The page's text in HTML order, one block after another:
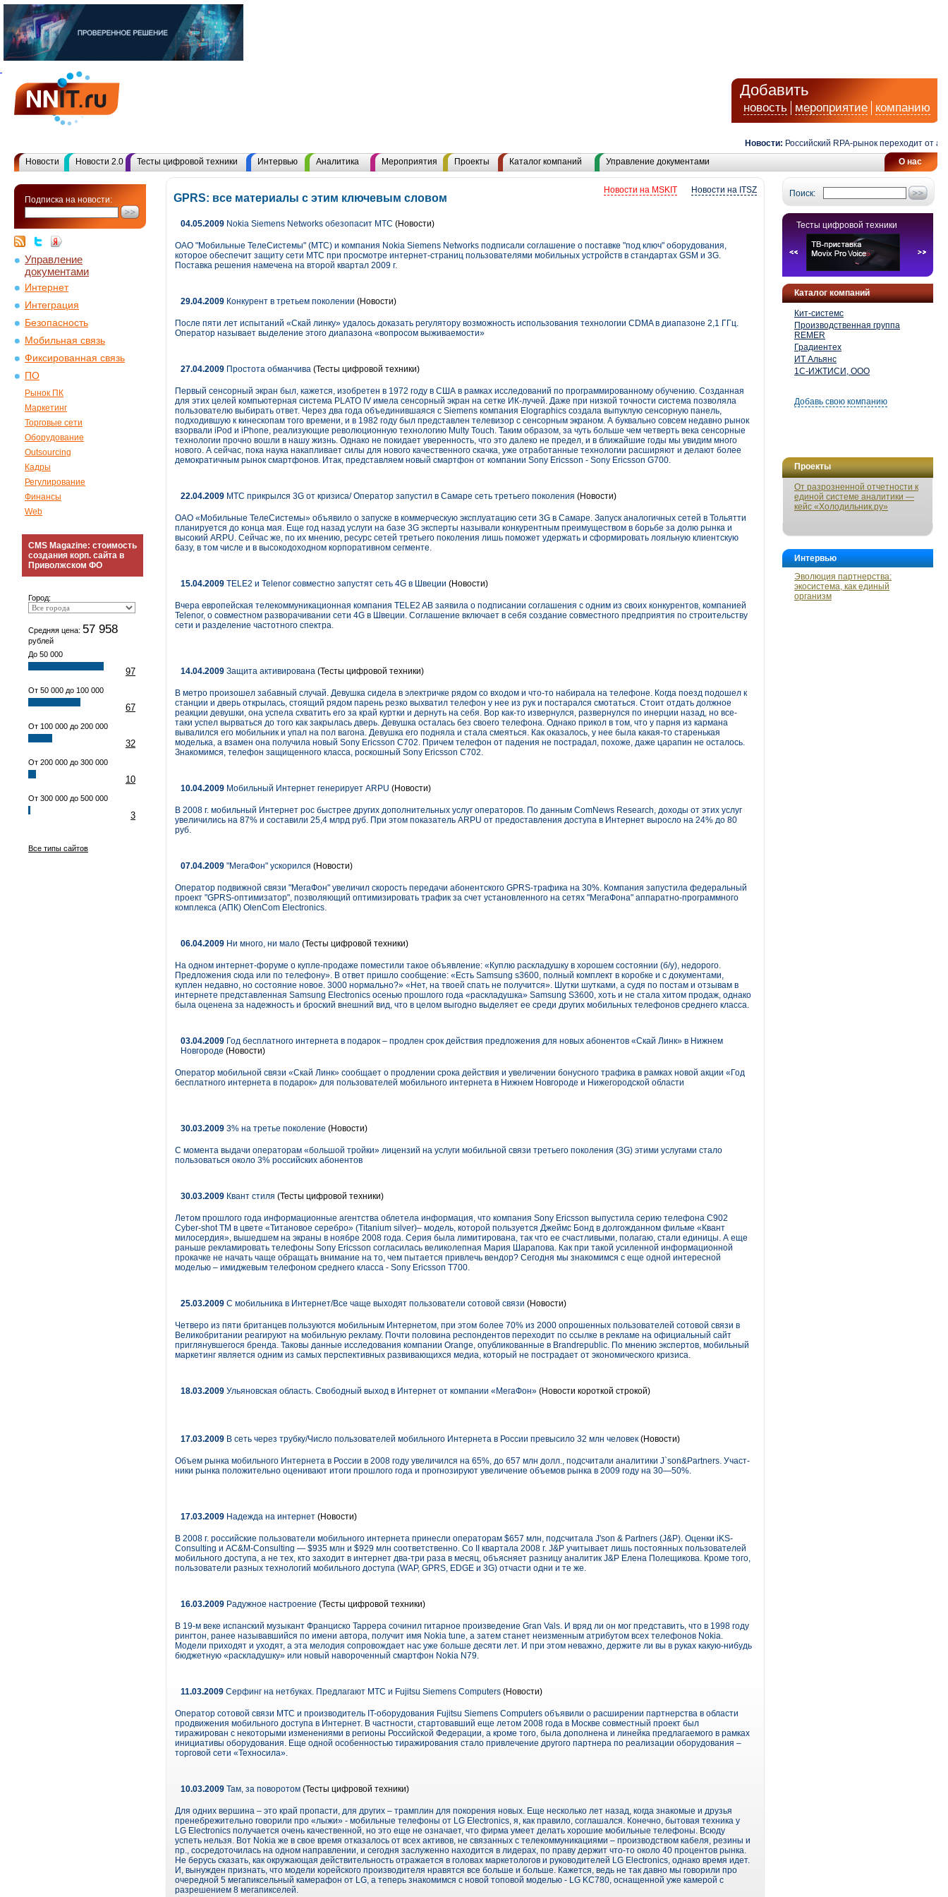
Добавить
новость мероприятие компанию
Новости: Российский RPA-рынок переходит от
О нас
Новости Новости 2.0 Тесты цифровой техники Интервью Аналитика Мероприятия Проекты Каталог компаний Управление документами
Подписка на новости:
Управление
документами
Интернет
Интеграция
Безопасность
Мобильная связь
Фиксированная связь
ПО
Рынок ПК
Маркетинг
Торговые сети
Оборудование
Outsourcing
Кадры
Регулирование
Финансы
Web
CMS Magazine: стоимость
создания корп. сайта в
Приволжском ФО
Город:
Средняя цена: 57 958
рублей
До 50 000
97
От 50 000 до 100 000
67
От 100 000 до 200 000
32
От 200 000 до 300 000
10
От 300 000 до 500 000
3
Все типы сайтов
Поиск:
Тесты цифровой техники
Каталог компаний
Кит-системс
Производственная группа
REMER
Градиентех
ИТ Альянс
1С-ИЖТИСИ, ООО
Добавь свою компанию
Проекты
От разрозненной отчетности к
единой системе аналитики —
кейс «Холодильник.ру»
Интервью
Эволюция партнерства:
экосистема, как единый
организм
Новости на ITSZ
Новости на MSKIT
GPRS: все материалы с этим ключевым словом
04.05.2009 Nokia Siemens Networks обезопасит МТС (Новости)
ОАО "Мобильные ТелеСистемы" (МТС) и компания Nokia Siemens Networks подписали соглашение о поставке "под ключ" оборудования,
которое обеспечит защиту сети МТС при просмотре интернет-страниц пользователями мобильных устройств в стандартах GSM и 3G.
Поставка решения намечена на второй квартал 2009 г.
29.04.2009 Конкурент в третьем поколении (Новости)
После пяти лет испытаний «Скай линку» удалось доказать регулятору возможность использования технологии CDMA в диапазоне 2,1 ГГц.
Оператор называет выделение этого диапазона «вопросом выживаемости»
27.04.2009 Простота обманчива (Тесты цифровой техники)
Первый сенсорный экран был, кажется, изобретен в 1972 году в США в рамках исследований по программированному обучению. Созданная
для этих целей компьютерная система PLATO IV имела сенсорный экран на сетке ИК-лучей. Даже при низкой точности система позволяла
пользователю выбирать ответ. Через два года объединившаяся с Siemens компания Elographics создала выпуклую сенсорную панель,
подходившую к кинескопам того времени, и в 1982 году был представлен телевизор с сенсорным экраном. А буквально совсем недавно рынок
взорвали iPod и iPhone, реализующие революционную технологию Multy Touch. Таким образом, за чуть больше чем четверть века сенсорные
технологии прочно вошли в нашу жизнь. Однако не покидает уверенность, что это далеко не предел, и в ближайшие годы мы увидим много
нового. А сейчас, пока наука накапливает силы для нового качественного скачка, уже отработанные технологии расширяют и делают более
демократичным рынок смартфонов. Итак, представляем новый смартфон от компании Sony Ericsson - Sony Ericsson G700.
22.04.2009 МТС прикрылся 3G от кризиса/ Оператор запустил в Самаре сеть третьего поколения (Новости)
ОАО «Мобильные ТелеСистемы» объявило о запуске в коммерческую эксплуатацию сети 3G в Самаре. Запуск аналогичных сетей в Тольятти
планируется до конца мая. Еще год назад услуги на базе 3G эксперты называли конкурентным преимуществом в борьбе за долю рынка и
высокий ARPU. Сейчас же, по их мнению, ресурс сетей третьего поколения лишь поможет удержать и сформировать лояльную клиентскую
базу, в том числе и в высокодоходном корпоративном сегменте.
15.04.2009 TELE2 и Telenor совместно запустят сеть 4G в Швеции (Новости)
Вчера европейская телекоммуникационная компания TELE2 AB заявила о подписании соглашения с одним из своих конкурентов, компанией
Telenor, о совместном разворачивании сети 4G в Швеции. Соглашение включает в себя создание совместного предприятия по строительству
сети и разделение частотного спектра.
14.04.2009 Защита активирована (Тесты цифровой техники)
В метро произошел забавный случай. Девушка сидела в электричке рядом со входом и что-то набирала на телефоне. Когда поезд подошел к
станции и дверь открылась, стоящий рядом парень резко выхватил телефон у нее из рук и постарался смотаться. Стоит отдать должное
реакции девушки, она успела схватить его за край куртки и дернуть на себя. Вор как-то извернулся, развернулся по инерции назад, но все-
таки успел вырваться до того как закрылась дверь. Девушка осталась без своего телефона. Однако прикол в том, что у парня из кармана
вывалился его мобильник и упал на пол вагона. Девушка его подняла и стала смеяться. Как оказалось, у нее была какая-то старенькая
моделька, а взамен она получила новый Sony Ericsson C702. Причем телефон от падения не пострадал, похоже, даже царапин не осталось.
Знакомимся, телефон защищенного класса, роскошный Sony Ericsson C702.
10.04.2009 Мобильный Интернет генерирует ARPU (Новости)
В 2008 г. мобильный Интернет рос быстрее других дополнительных услуг операторов. По данным ComNews Research, доходы от этих услуг
увеличились на 87% и составили 25,4 млрд руб. При этом показатель ARPU от предоставления доступа в Интернет выросло на 24% до 80
руб.
07.04.2009 "МегаФон" ускорился (Новости)
Оператор подвижной связи "МегаФон" увеличил скорость передачи абонентского GPRS-трафика на 30%. Компания запустила федеральный
проект "GPRS-оптимизатор", позволяющий оптимизировать трафик за счет установленного на сетях "МегаФона" аппаратно-программного
комплекса (АПК) OlenCom Electronics.
06.04.2009 Ни много, ни мало (Тесты цифровой техники)
На одном интернет-форуме о купле-продаже поместили такое объявление: «Куплю раскладушку в хорошем состоянии (б/у), недорого.
Предложения сюда или по телефону». В ответ пришло сообщение: «Есть Samsung s3600, полный комплект в коробке и с документами,
куплен недавно, но состояние новое. 3000 нормально?» «Нет, на твоей спать не получится». Шутки шутками, а судя по постам и отзывам в
интернете представленная Samsung Electronics осенью прошлого года «раскладушка» Samsung S3600, хоть и не стала хитом продаж, однако
была оценена за надежность и броский внешний вид, что в целом выгодно выделяет ее среди других мобильных телефонов среднего класса.
03.04.2009 Год бесплатного интернета в подарок – продлен срок действия предложения для новых абонентов «Скай Линк» в Нижнем
Новгороде (Новости)
Оператор мобильной связи «Скай Линк» сообщает о продлении срока действия и увеличении бонусного трафика в рамках новой акции «Год
бесплатного интернета в подарок» для пользователей мобильного интернета в Нижнем Новгороде и Нижегородской области
30.03.2009 3% на третье поколение (Новости)
С момента выдачи операторам «большой тройки» лицензий на услуги мобильной связи третьего поколения (3G) этими услугами стало
пользоваться около 3% российских абонентов
30.03.2009 Квант стиля (Тесты цифровой техники)
Летом прошлого года информационные агентства облетела информация, что компания Sony Ericsson выпустила серию телефона С902
Cyber-shot TM в цвете «Титановое серебро» (Titanium silver)– модель, которой пользуется Джеймс Бонд в долгожданном фильме «Квант
милосердия», вышедшем на экраны в ноябре 2008 года. Серия была лимитирована, так что ее счастливыми, полагаю, стали единицы. А еще
раньше рекламировать телефоны Sony Ericsson согласилась великолепная Мария Шарапова. Как при такой усиленной информационной
прокачке не начать чаще обращать внимание на то, чем пытается привлечь вендор? Сегодня мы знакомимся с еще одной интересной
моделью – имиджевым телефоном среднего класса - Sony Ericsson T700.
25.03.2009 С мобильника в Интернет/Все чаще выходят пользователи сотовой связи (Новости)
Четверо из пяти британцев пользуются мобильным Интернетом, при этом более 70% из 2000 опрошенных пользователей сотовой связи в
Великобритании реагируют на мобильную рекламу. Почти половина респондентов переходит по ссылке в рекламе на официальный сайт
приглянувшегося бренда. Таковы данные исследования компании Orange, опубликованные в Brandrepublic. По мнению экспертов, мобильный
маркетинг является одним из самых перспективных развивающихся медиа, который не пострадает от экономического кризиса.
18.03.2009 Ульяновская область. Свободный выход в Интернет от компании «МегаФон» (Новости короткой строкой)
17.03.2009 В сеть через трубку/Число пользователей мобильного Интернета в России превысило 32 млн человек (Новости)
Объем рынка мобильного Интернета в России в 2008 году увеличился на 65%, до 657 млн долл., подсчитали анали­тики J`son&Partners. Участ­
ники рынка положительно оценивают итоги прошлого года и прогнозируют увеличение объемов рынка в 2009 году на 30—50%.
17.03.2009 Надежда на интернет (Новости)
В 2008 г. российские пользователи мобильного интернета принесли операторам $657 млн, подсчитала J'son & Partners (J&P). Оценки iKS-
Consulting и AC&M-Consulting — $935 млн и $929 млн соответственно. Со II квартала 2008 г. J&P учитывает лишь постоянных пользователей
мобильного доступа, а не тех, кто заходит в интернет два-три раза в месяц, объясняет разницу аналитик J&P Елена Полещикова. Кроме того,
пользователи разных технологий мобильного доступа (WAP, GPRS, EDGE и 3G) отчасти одни и те же.
16.03.2009 Радужное настроение (Тесты цифровой техники)
В 19-м веке испанский музыкант Франциско Таррера сочинил гитарное произведение Gran Vals. И вряд ли он мог представить, что в 1998 году
рингтон, ранее называвшийся по имени автора, получит имя Nokia tune, а затем станет неизменным атрибутом всех телефонов Nokia.
Модели приходят и уходят, а эта мелодия сопровождает нас уже больше десяти лет. И при этом неважно, держите ли вы в руках какую-нибудь
бюджетную «раскладушку» или новый навороченный смартфон Nokia N79.
11.03.2009 Серфинг на нетбуках. Предлагают МТС и Fujitsu Siemens Computers (Новости)
Оператор сотовой связи МТС и производитель IT-оборудования Fujitsu Siemens Computers объявили о расширении партнерства в области
продвижения мобильного доступа в Интернет. В частности, стартовавший еще летом 2008 года в Москве совместный проект был
тиражирован с некоторыми изменениями в регионы Российской Федерации, а кроме того, была дополнена и линейка предлагаемого в рамках
инициативы оборудования. Еще одной особенностью тиражирования стало привлечение другого партнера по реализации оборудования –
торговой сети «Техносила».
10.03.2009 Там, за поворотом (Тесты цифровой техники)
Для одних вершина – это край пропасти, для других – трамплин для покорения новых. Еще несколько лет назад, когда знакомые и друзья
пренебрежительно говорили про «лыжи» - мобильные телефоны от LG Electronics, я, как правило, соглашался. Конечно, бытовая техника у
LG Electronics получается очень качественной, но это еще не означает, что фирма умеет делать хорошие мобильные телефоны. Всюду
успеть нельзя. Вот Nokia же в свое время отказалось от всех активов, не связанных с телекоммуникациями – производством кабеля, резины и
пр., сосредоточилась на одном направлении, и сегодня заслуженно находится в лидерах, по праву держит что-то около 40 процентов рынка.
Не берусь сказать, как окружающая действительность отражается в головах маркетологов и руководителей LG Electronics, однако время идет.
И, вынужден признать, что модели корейского производителя нравятся все больше и больше. Кажется, ведь не так давно мы говорили про
очередной 5 мегапиксельный камерафон от LG, а теперь знакомимся с новой топовой моделью - LG KC780, оснащенной уже камерой с
разрешением 8 мегапикселей.